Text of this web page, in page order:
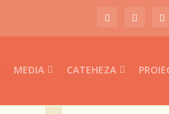
MEDIA CATEHEZA